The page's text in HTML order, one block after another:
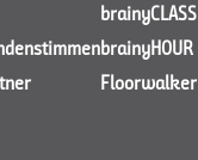
AUFNEHMENbrainyCLASS
brainyHOUR
Floorwalker